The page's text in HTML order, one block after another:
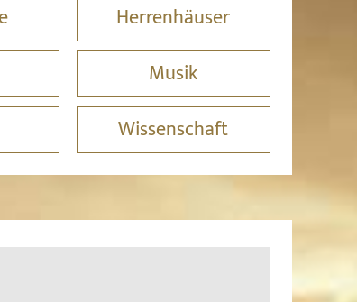
Herrenhäuser
Musik
Wissenschaft